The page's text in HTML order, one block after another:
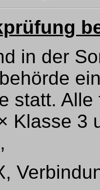
in der
statt.
Klasse 3